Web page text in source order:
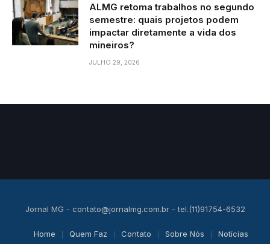
ALMG retoma trabalhos no segundo
semestre: quais projetos podem
impactar diretamente a vida dos
mineiros?
JULHO 29, 2026
Jornal MG - contato@jornalmg.com.br- tel.(11)91754-6532
Home Quem Faz Contato Sobre Nós Notícias